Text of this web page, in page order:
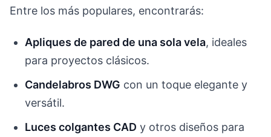
Entre los más populares, encontrarás:
Apliques de pared de una sola vela, ideales
para proyectos clásicos.
Candelabros DWG con un toque elegante y
versátil.
Luces colgantes CAD y otros diseños para